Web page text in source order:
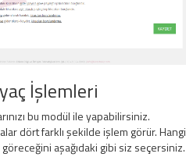
İşlemleri
bu modül ile yapabilirsiniz.
dört farklı şekilde işlem görür. Hangi
göreceğini aşağıdaki gibi siz seçersiniz.